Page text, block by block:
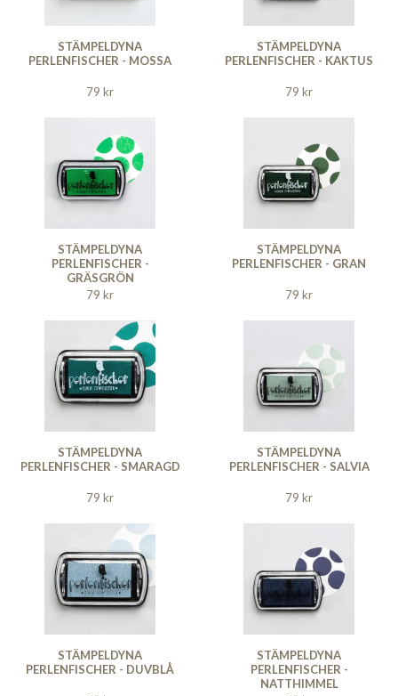
STÄMPELDYNA
PERLENFISCHER - MOSSA
79 kr
STÄMPELDYNA
PERLENFISCHER - KAKTUS
79 kr
STÄMPELDYNA
PERLENFISCHER -
GRÄSGRÖN
79 kr
STÄMPELDYNA
PERLENFISCHER - GRAN
79 kr
STÄMPELDYNA
PERLENFISCHER - SMARAGD
79 kr
STÄMPELDYNA
PERLENFISCHER - SALVIA
79 kr
STÄMPELDYNA
PERLENFISCHER - DUVBLÅ
STÄMPELDYNA
PERLENFISCHER -
NATTHIMMEL